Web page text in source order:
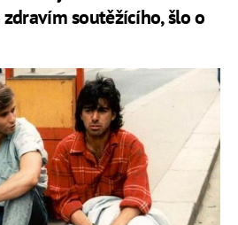
zdravím soutěžícího, šlo o